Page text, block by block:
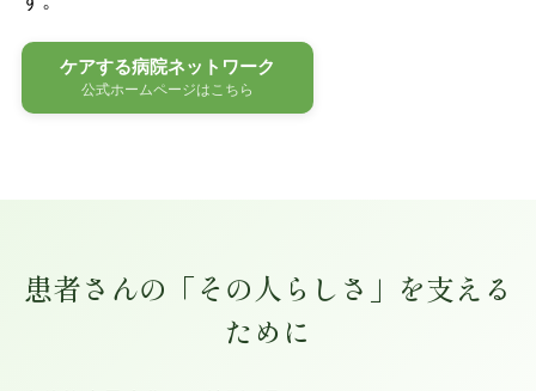
ケアする病院ネットワーク
公式ホームページはこちら
患者さんの「その人らしさ」を支える
ために